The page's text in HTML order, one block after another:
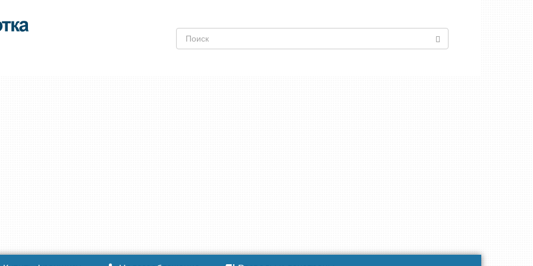
Поиск: